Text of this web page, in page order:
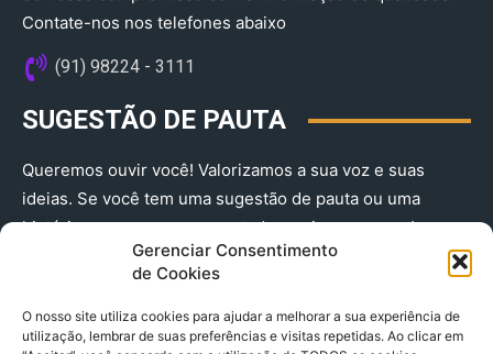
Gerenciar Consentimento
de Cookies
O nosso site utiliza cookies para ajudar a melhorar a sua experiência de
utilização, lembrar de suas preferências e visitas repetidas. Ao clicar em
Contate-nos nos telefones abaixo
(91) 98224 - 3111
SUGESTÃO DE PAUTA
Queremos ouvir você! Valorizamos a sua voz e suas
ideias. Se você tem uma sugestão de pauta ou uma
história que merece ser contada, envie-nos agora!
(91) 98224 - 3111